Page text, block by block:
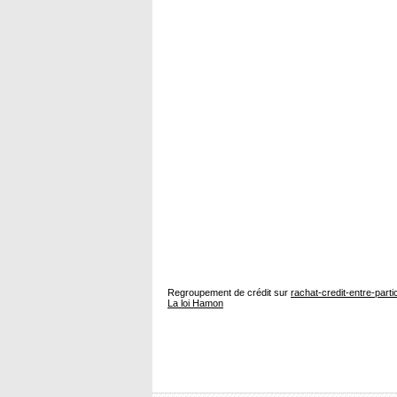
Regroupement de crédit sur rachat-credit-entre-
La loi Hamon